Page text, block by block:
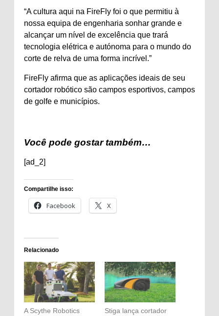
“A cultura aqui na FireFly foi o que permitiu à
nossa equipa de engenharia sonhar grande e
alcançar um nível de excelência que trará
tecnologia elétrica e autónoma para o mundo do
corte de relva de uma forma incrível.”
FireFly afirma que as aplicações ideais de seu
cortador robótico são campos esportivos, campos
de golfe e municípios.
Você pode gostar também…
[ad_2]
Compartilhe isso:
Facebook X
Relacionado
A Scythe Robotics Stiga lança cortador